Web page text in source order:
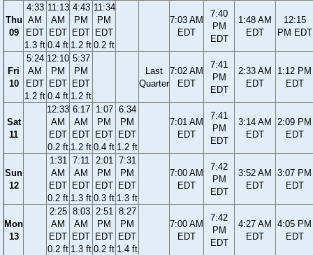
Thu
09
4:33
AM
EDT
1.3 ft
11:13
AM
EDT
0.4 ft
4:43
PM
EDT
1.2 ft
11:34
PM
EDT
0.2 ft
7:03 AM
EDT
7:40
PM
EDT
1:48 AM
EDT
12:15
PM EDT
Fri
10
5:24
AM
EDT
1.2 ft
12:10
PM
EDT
0.4 ft
5:37
PM
EDT
1.2 ft
Last
Quarter
7:02 AM
EDT
7:41
PM
EDT
2:33 AM
EDT
1:12 PM
EDT
Sat
11
12:33
AM
EDT
0.2 ft
6:17
AM
EDT
1.2 ft
1:07
PM
EDT
0.4 ft
6:34
PM
EDT
1.2 ft
7:01 AM
EDT
7:41
PM
EDT
3:14 AM
EDT
2:09 PM
EDT
Sun
12
1:31
AM
EDT
0.2 ft
7:11
AM
EDT
1.3 ft
2:01
PM
EDT
0.3 ft
7:31
PM
EDT
1.3 ft
7:00 AM
EDT
7:42
PM
EDT
3:52 AM
EDT
3:07 PM
EDT
Mon
13
2:25
AM
EDT
0.2 ft
8:03
AM
EDT
1.3 ft
2:51
PM
EDT
0.2 ft
8:27
PM
EDT
1.4 ft
7:00 AM
EDT
7:42
PM
EDT
4:27 AM
EDT
4:05 PM
EDT